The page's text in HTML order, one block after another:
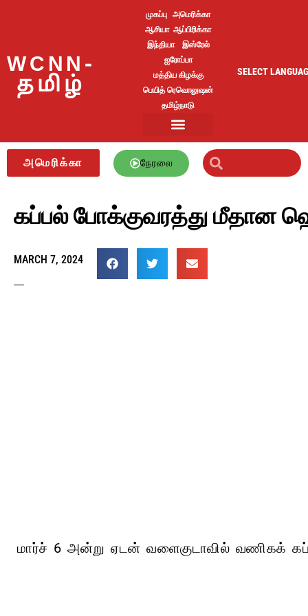
WCNN-
தமிழ்
முகப்பு அமெரிக்கா
ஆசியா ஆப்பிரிக்கா
இந்தியா
இஸ்ரேல்
ஐரோப்பா
மத்திய கிழக்கு
பெயித் ரெவொலுஷன்
தமிழ்நாடு
SELECT
அமெரிக்கா நேரலை
கப்பல் போக்குவரத்து மீதான
MARCH 7, 2024
மார்ச் 6 அன்று ஏடன் வளைகுடாவில் வணிகக்